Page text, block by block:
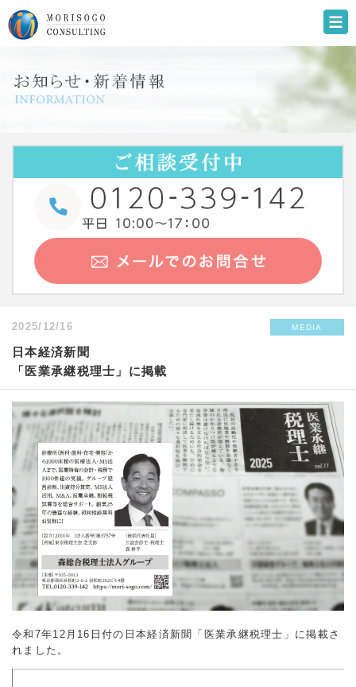
2025/12/16 MEDIA
日本経済新聞
「医業承継税理士」に掲載
令和7年12月16日付の日本経済新聞「医業承継税理士」に掲載さ
れました。